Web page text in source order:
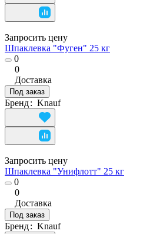
Запросить цену
Шпаклевка "Фуген" 25 кг
0
0
Доставка
Под заказ
Бренд: Knauf
Запросить цену
Шпаклевка "Унифлотт" 25 кг
0
0
Доставка
Под заказ
Бренд: Knauf